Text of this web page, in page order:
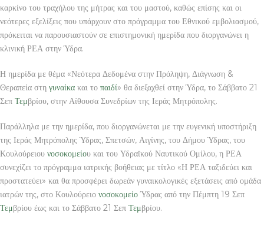
καρκίνο του τραχήλου της μήτρας και του μαστού, καθώς επίσης και οι
νεότερες εξελίξεις που υπάρχουν στο πρόγραμμα του Εθνικού εμβολιασμού,
πρόκειται να παρουσιαστούν σε επιστημονική ημερίδα που διοργανώνει η
κλινική ΡΕΑ στην Ύδρα.
Η ημερίδα με θέμα «Νεότερα Δεδομένα στην Πρόληψη, Διάγνωση &
Θεραπεία στη γυναίκα και το παιδί» θα διεξαχθεί στην Ύδρα, το Σάββατο 21
Σεπ Τεμβρίου, στην Αίθουσα Συνεδρίων της Ιεράς Μητρόπολης.
Παράλληλα με την ημερίδα, που διοργανώνεται με την ευγενική υποστήριξη
της Ιεράς Μητρόπολης Ύδρας, Σπετσών, Αιγίνης, του Δήμου Ύδρας, του
Κουλούρειου νοσοκομείου και του Υδραϊκού Ναυτικού Ομίλου, η ΡΕΑ
συνεχίζει το πρόγραμμα ιατρικής βοήθειας με τίτλο «Η ΡΕΑ ταξιδεύει και
προστατεύει» και θα προσφέρει δωρεάν γυναικολογικές εξετάσεις από ομάδα
ιατρών της, στο Κουλούρειο νοσοκομείοΎδρας από την Πέμπτη 19 Σεπ
Τεμβρίου έως και το Σάββατο 21 Σεπ Τεμβρίου.